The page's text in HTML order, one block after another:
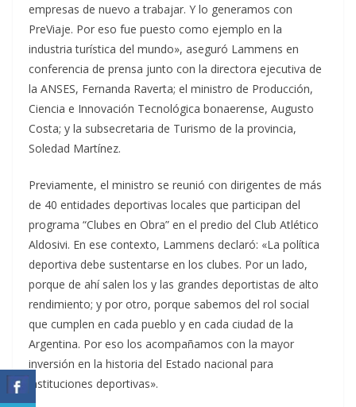
empresas de nuevo a trabajar. Y lo generamos con
PreViaje. Por eso fue puesto como ejemplo en la
industria turística del mundo», aseguró Lammens en
conferencia de prensa junto con la directora ejecutiva de
la ANSES, Fernanda Raverta; el ministro de Producción,
Ciencia e Innovación Tecnológica bonaerense, Augusto
Costa; y la subsecretaria de Turismo de la provincia,
Soledad Martínez.
Previamente, el ministro se reunió con dirigentes de más
de 40 entidades deportivas locales que participan del
programa “Clubes en Obra” en el predio del Club Atlético
Aldosivi. En ese contexto, Lammens declaró: «La política
deportiva debe sustentarse en los clubes. Por un lado,
porque de ahí salen los y las grandes deportistas de alto
rendimiento; y por otro, porque sabemos del rol social
que cumplen en cada pueblo y en cada ciudad de la
Argentina. Por eso los acompañamos con la mayor
inversión en la historia del Estado nacional para
instituciones deportivas».